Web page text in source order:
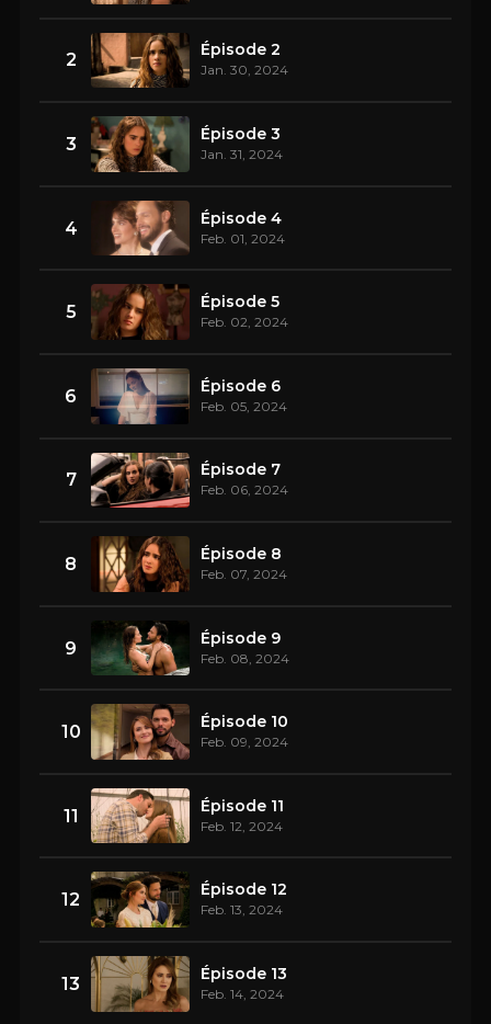
2 Épisode 2
Jan. 30, 2024
3 Épisode 3
Jan. 31, 2024
4 Épisode 4
Feb. 01, 2024
5 Épisode 5
Feb. 02, 2024
6 Épisode 6
Feb. 05, 2024
7 Épisode 7
Feb. 06, 2024
8 Épisode 8
Feb. 07, 2024
9 Épisode 9
Feb. 08, 2024
10 Épisode 10
Feb. 09, 2024
11 Épisode 11
Feb. 12, 2024
12 Épisode 12
Feb. 13, 2024
13 Épisode 13
Feb. 14, 2024